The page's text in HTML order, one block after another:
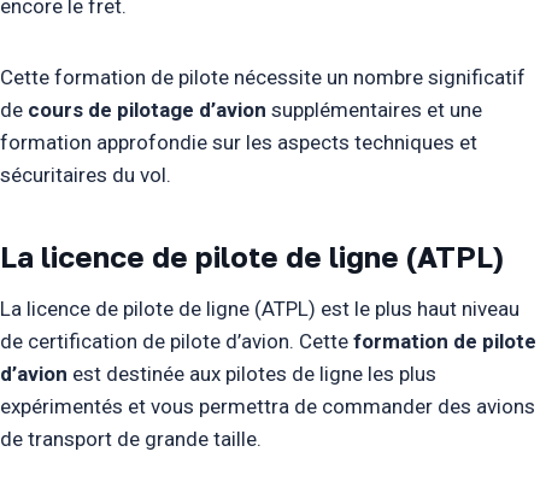
encore le fret.
Cette formation de pilote nécessite un nombre significatif
de cours de pilotage d’avion supplémentaires et une
formation approfondie sur les aspects techniques et
sécuritaires du vol.
La licence de pilote de ligne (ATPL)
La licence de pilote de ligne (ATPL) est le plus haut niveau
de certification de pilote d’avion. Cette formation de pilote
d’avion est destinée aux pilotes de ligne les plus
expérimentés et vous permettra de commander des avions
de transport de grande taille.